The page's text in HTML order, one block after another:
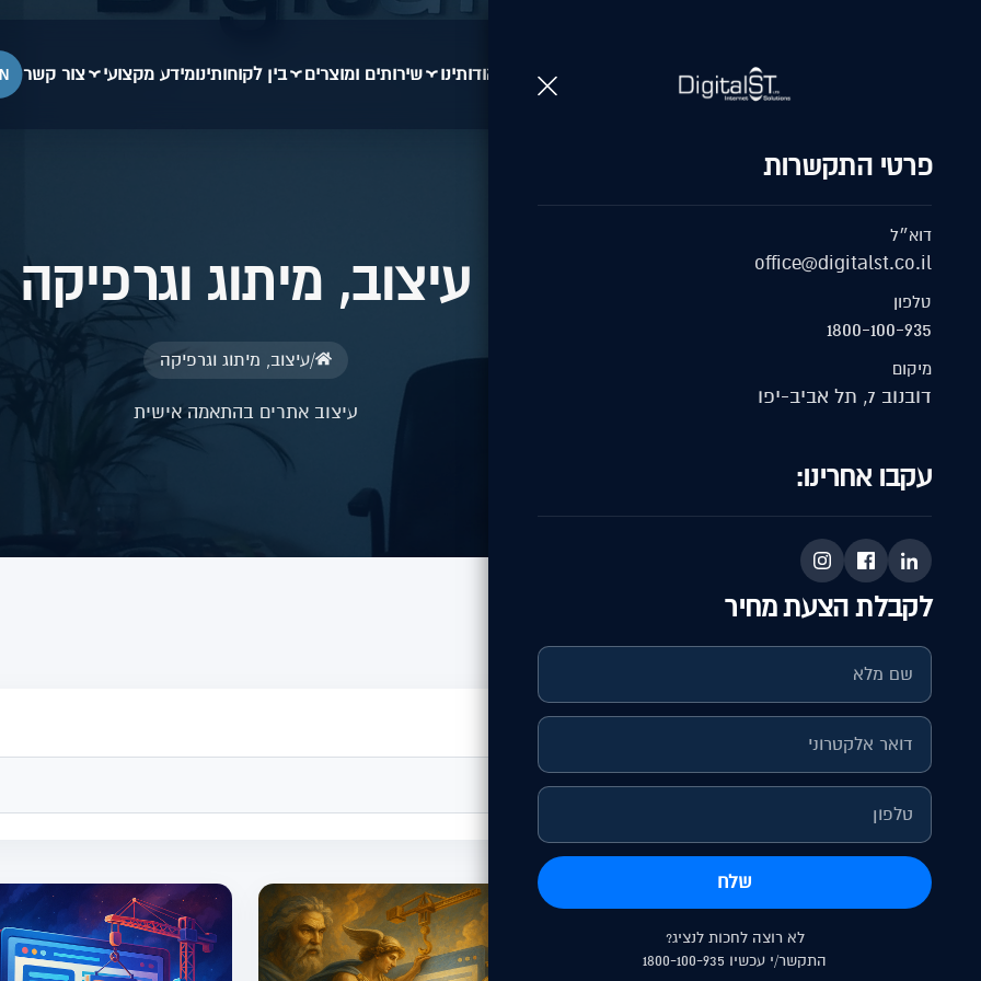
פרטי התקשרות
דוא״ל
office@digitalst.co.il
טלפון
1800-100-935
מיקום
דובנוב 7, תל אביב-יפו
עקבו אחרינו:
לקבלת הצעת מחיר
שלח
לא רוצה לחכות לנציג?
התקשר/י עכשיו 1800-100-935
אודותינו שירותים ומוצרים בין לקוחותינומידע מקצועי צור קשר 1800-100-935
עיצוב, מיתוג וגרפיקה
/עיצוב, מיתוג וגרפיקה
עיצוב אתרים בהתאמה אישית